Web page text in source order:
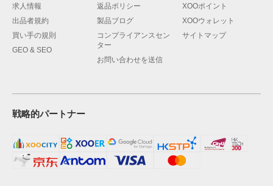
求人情報
出品者規約
買い手の規則
GEO & SEO
返品ポリシー
製品ブログ
コンプライアンスセン
ター
お問い合わせを送信
XOOポイント
XOOウォレット
サイトマップ
戦略的パートナー